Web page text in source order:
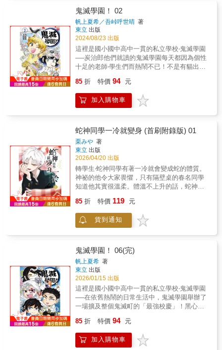
的故事。
鬼滅學園！ 02
帆上夏希／吾峠呼世晴 著
東立 出版
2024/08/23 出版
這裡是國小國中高中一貫的私立學校‧鬼滅學園
──炭治郎他們就讀的鬼滅學園每天都因為個性
十足的老師‧學生們而熱鬧不已！不是有貓出現
考試而集訓，夜晚的學校出現妖怪？手忙腳亂
的學園搞笑漫畫，第2集！
85 折 特價 94 元
加入購物車
蛇神同學一冷就變身 (首刷附錄版) 01
栗みや 著
東立 出版
2026/04/20 出版
轉學生‧蛇神同學有著一冷就會變成蛇的體質。
神祕的他令大家畏懼，只有隔壁桌的春名同學
知道他其實很溫柔。體溫不上升的話，蛇神同
暖…？人外男生與普通女高中生，體溫漸漸上
升型的青春戀愛喜劇♪首刷附錄角色小卡 約
5.4*8.6cm 紙
85 折 特價 119 元
貨到通知
鬼滅學園！ 06(完)
帆上夏希 著
東立 出版
2026/01/15 出版
這裡是國小國中高中一貫的私立學校‧鬼滅學園
──在依舊熱鬧的日常生活中，鬼滅學園舉辦了
一場擴及整個鬼滅町的「最強校慶」！黑心政
動…？手忙腳亂的學園搞笑漫畫，熱鬧非凡的
最後一集！
85 折 特價 94 元
加入購物車